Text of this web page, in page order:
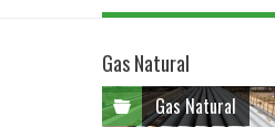
Gas Natural
Gas Natural